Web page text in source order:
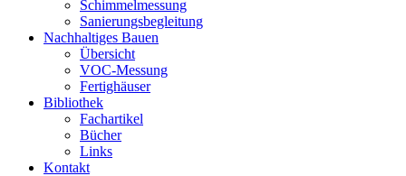
Schimmelmessung
Sanierungsbegleitung
Nachhaltiges Bauen
Übersicht
VOC-Messung
Fertighäuser
Bibliothek
Fachartikel
Bücher
Links
Kontakt